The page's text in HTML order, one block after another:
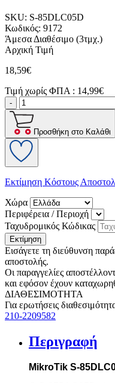
SKU: S-85DLC05D
Κωδικός: 9172
Άμεσα Διαθέσιμο (3τμχ.)
Αρχική Τιμή
18,59€
Τιμή χωρίς ΦΠΑ : 14,99€
-
Προσθήκη στο Καλάθι
Εκτίμηση Κόστους
Χώρα
Περιφέρεια / Περιοχή
Ταχυδρομικός Κώδικας
Εκτίμηση
Εισάγετε τη διεύθυνση
αποστολής.
Οι παραγγελίες
και εφόσον έχουν
ΔΙΑΘΕΣΙΜΟΤΗΤΑ
Για ερωτήσεις
210-2209582
Περιγραφή
MikroTik S-